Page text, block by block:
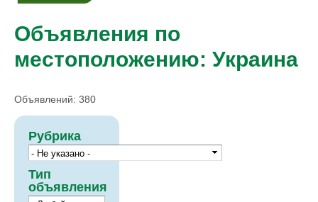
Объявления по
местоположению: Украина
Объявлений: 380
Рубрика
Тип
объявления